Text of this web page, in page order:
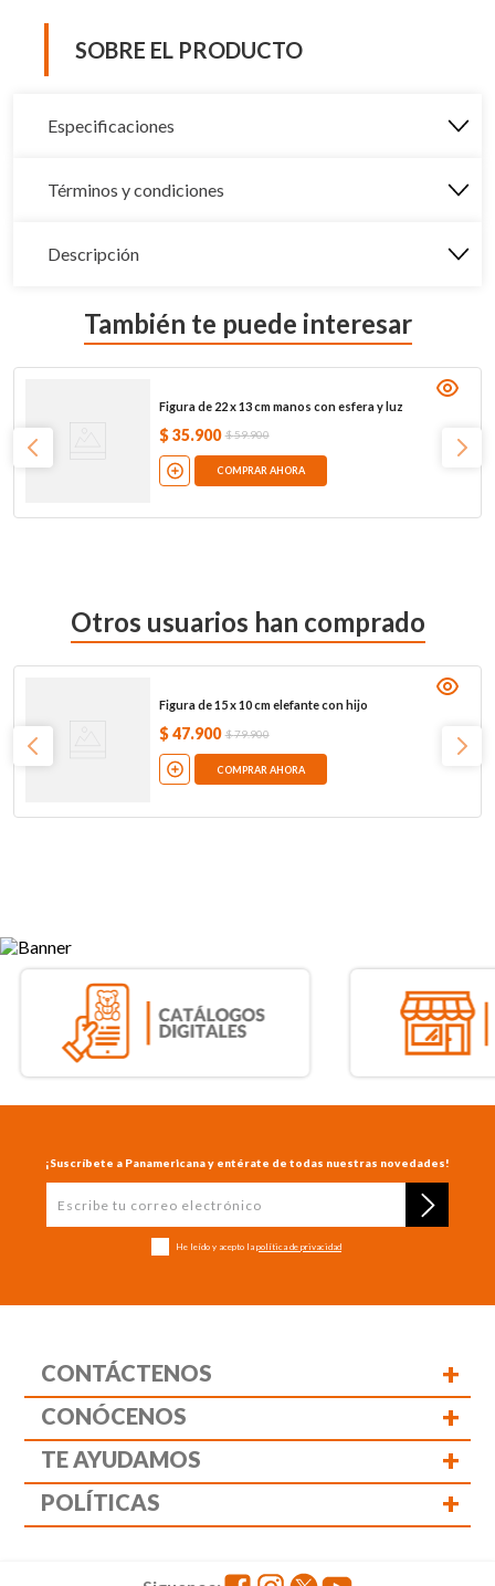
SOBRE EL PRODUCTO
Especificaciones
Términos y condiciones
Descripción
También te puede interesar
Figura de 22 x 13 cm manos con esfera y luz
$ 35.900 $59.900
COMPRAR AHORA
Otros usuarios han comprado
Figura de 15 x 10 cm elefante con hijo
$ 47.900 $79.900
COMPRAR AHORA
¡Suscríbete a Panamericana y entérate de todas nuestras novedades!
He leído y acepto la política de privacidad
CONTÁCTENOS +
CONÓCENOS +
TE AYUDAMOS +
POLÍTICAS +